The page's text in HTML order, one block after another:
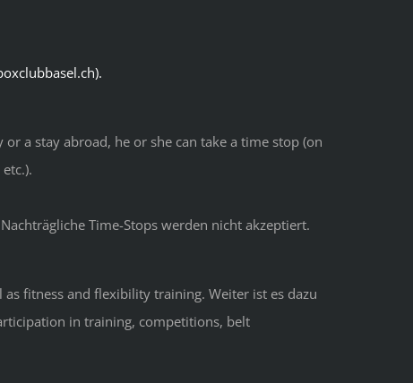
a stay abroad, he or she can take a time stop (on
Nachträgliche Time-Stops werden nicht akzeptiert.
fitness and flexibility training. Weiter ist es dazu
in training, competitions, belt